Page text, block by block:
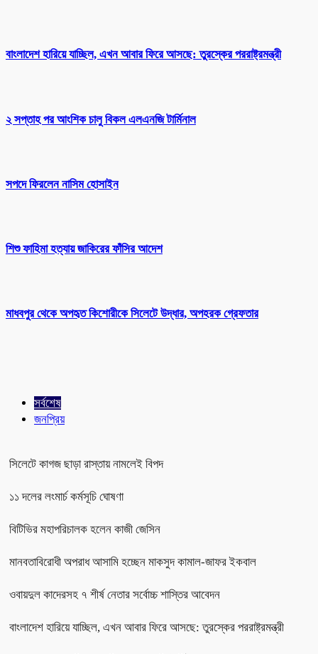
বাংলাদেশ হারিয়ে যাচ্ছিল, এখন আবার ফিরে আসছে: তুরস্কের পররাষ্ট্রমন্ত্রী
২ সপ্তাহ পর আংশিক চালু বিকল এলএনজি টার্মিনাল
সপদে ফিরলেন নাসিম হোসাইন
শিশু ফাহিমা হত্যায় জাকিরের ফাঁসির আদেশ
মাধবপুর থেকে অপহৃত কিশোরীকে সিলেটে উদ্ধার, অপহরক গ্রেফতার
সর্বশেষ
জনপ্রিয়
সিলেটে কাগজ ছাড়া রাস্তায় নামলেই বিপদ
১১ দলের লংমার্চ কর্মসূচি ঘোষণা
বিটিভির মহাপরিচালক হলেন কাজী জেসিন
মানবতাবিরোধী অপরাধ আসামি হচ্ছেন মাকসুদ কামাল-জাফর ইকবাল
ওবায়দুল কাদেরসহ ৭ শীর্ষ নেতার সর্বোচ্চ শাস্তির আবেদন
বাংলাদেশ হারিয়ে যাচ্ছিল, এখন আবার ফিরে আসছে: তুরস্কের পররাষ্ট্রমন্ত্রী